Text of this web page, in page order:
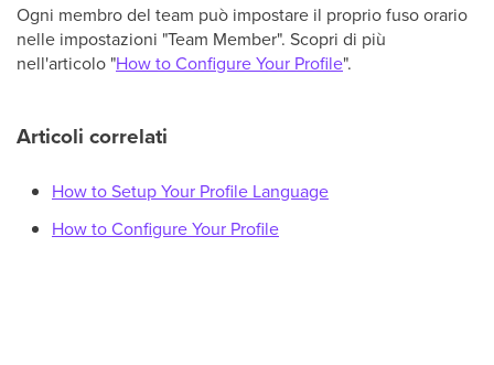
Ogni membro del team può impostare il proprio fuso orario
nelle impostazioni "Team Member". Scopri di più
nell'articolo "How to Configure Your Profile".
Articoli correlati
How to Setup Your Profile Language
How to Configure Your Profile